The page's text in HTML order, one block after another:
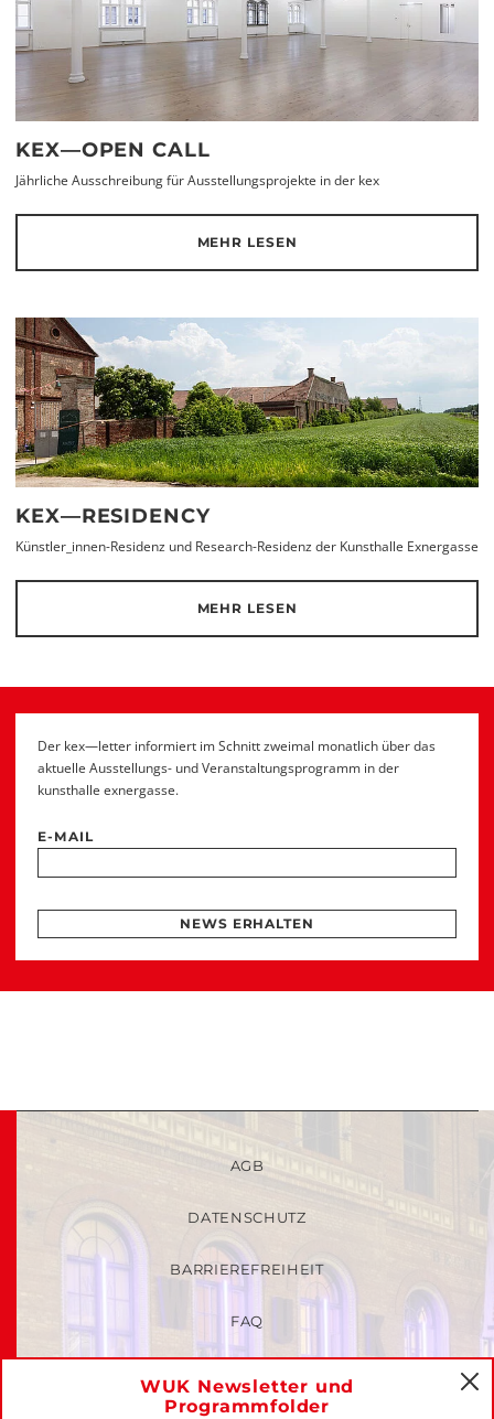
KEX—OPEN CALL
Jährliche Ausschreibung für Ausstellungsprojekte in der kex
MEHR LESEN
KEX—RESIDENCY
Künstler_innen-Residenz und Research-Residenz der Kunsthalle Exnergasse
MEHR LESEN
Der kex—letter informiert im Schnitt zweimal monatlich über das
aktuelle Ausstellungs- und Veranstaltungsprogramm in der
kunsthalle exnergasse.
E-MAIL
NEWS ERHALTEN
WUK Newsletter und
Programmfolder
AGB
DATENSCHUTZ
BARRIEREFREIHEIT
FAQ